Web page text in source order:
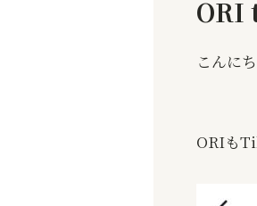
ORI
こんに
ORIも